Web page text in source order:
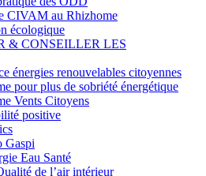
CIVAM au Rhizhome
écologique
& CONSEILLER LES
énergies renouvelables citoyennes
pour plus de sobriété énergétique
Vents Citoyens
positive
Gaspi
Eau Santé
de l’air intérieur